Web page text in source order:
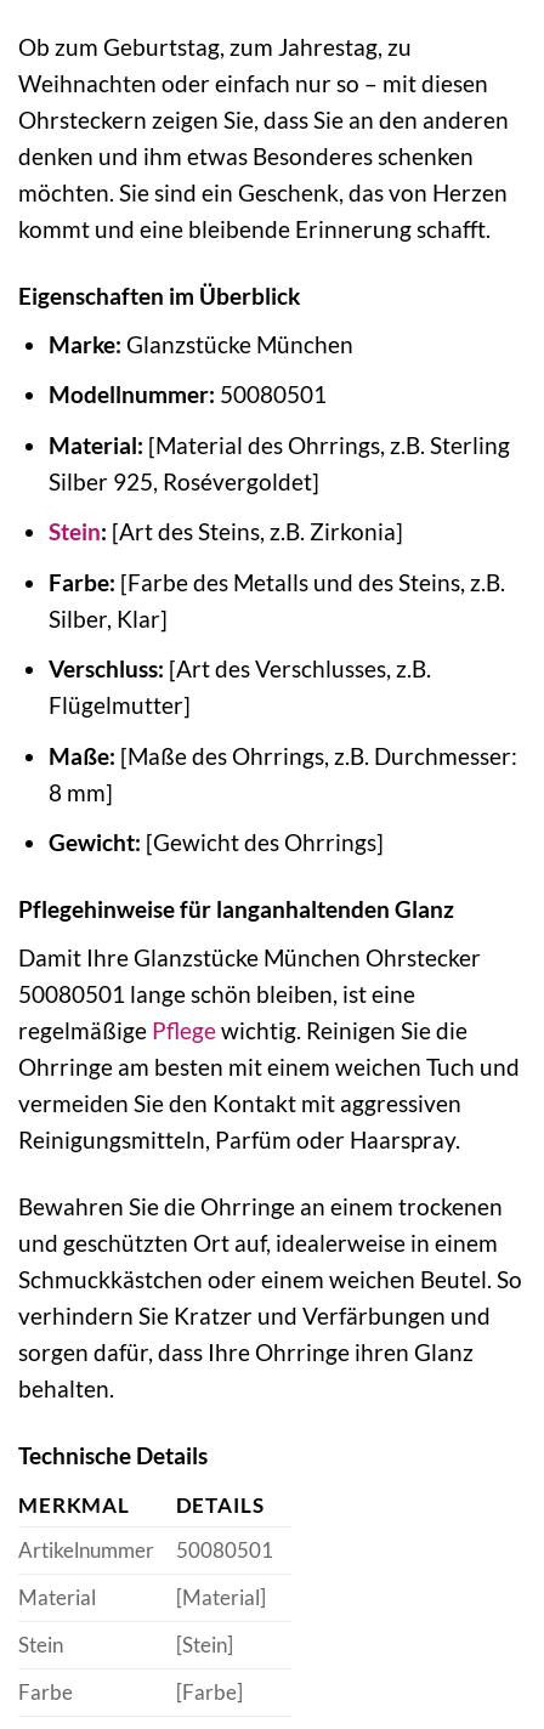
Ob zum Geburtstag, zum Jahrestag, zu
Weihnachten oder einfach nur so – mit diesen
Ohrsteckern zeigen Sie, dass Sie an den anderen
denken und ihm etwas Besonderes schenken
möchten. Sie sind ein Geschenk, das von Herzen
kommt und eine bleibende Erinnerung schafft.
Eigenschaften im Überblick
Marke: Glanzstücke München
Modellnummer: 50080501
Material: [Material des Ohrrings, z.B. Sterling
Silber 925, Rosévergoldet]
Stein: [Art des Steins, z.B. Zirkonia]
Farbe: [Farbe des Metalls und des Steins, z.B.
Silber, Klar]
Verschluss: [Art des Verschlusses, z.B.
Flügelmutter]
Maße: [Maße des Ohrrings, z.B. Durchmesser:
8 mm]
Gewicht: [Gewicht des Ohrrings]
Pflegehinweise für langanhaltenden Glanz
Damit Ihre Glanzstücke München Ohrstecker
50080501 lange schön bleiben, ist eine
regelmäßige Pflegewichtig. Reinigen Sie die
Ohrringe am besten mit einem weichen Tuch und
vermeiden Sie den Kontakt mit aggressiven
Reinigungsmitteln, Parfüm oder Haarspray.
Bewahren Sie die Ohrringe an einem trockenen
und geschützten Ort auf, idealerweise in einem
Schmuckkästchen oder einem weichen Beutel. So
verhindern Sie Kratzer und Verfärbungen und
sorgen dafür, dass Ihre Ohrringe ihren Glanz
behalten.
Technische Details
MERKMAL
DETAILS
Artikelnummer
50080501
Material
[Material]
Stein
[Stein]
Farbe
[Farbe]